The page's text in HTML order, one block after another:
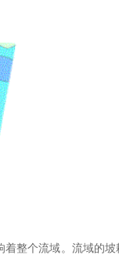
整个流域。流域的坡